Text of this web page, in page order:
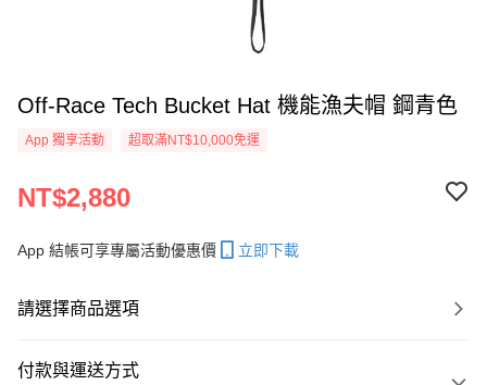
Off-Race Tech Bucket Hat 機能漁夫帽 鋼青色
App 獨享活動 超取滿NT$10,000免運
NT$2,880
App 結帳可享專屬活動優惠價 立即下載
請選擇商品選項
付款與運送方式